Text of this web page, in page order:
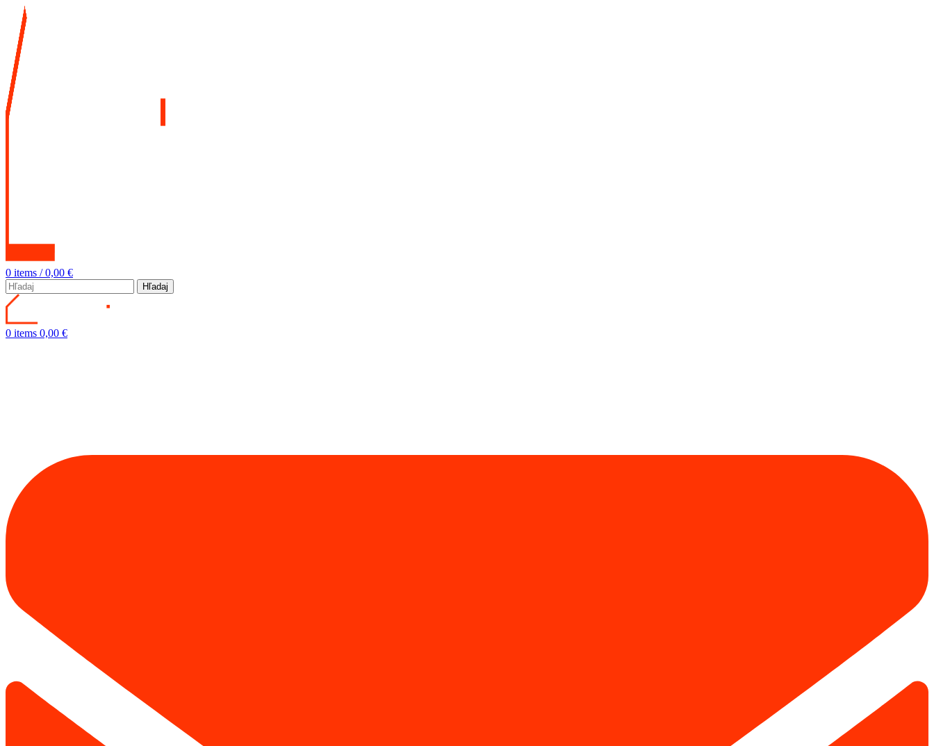
0 items / 0,00 €
Hľadaj
0 items 0,00 €